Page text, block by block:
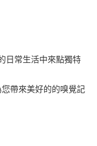
日常生活中來點獨特
帶來美好的的嗅覺記